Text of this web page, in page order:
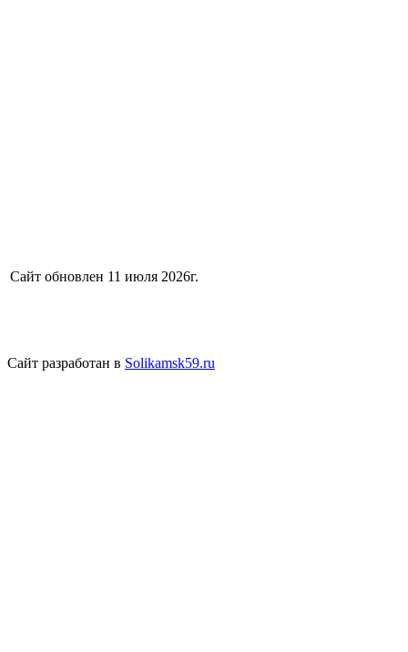
Сайт обновлен 11 июля 2026г.
Сайт разработан в Solikamsk59.ru